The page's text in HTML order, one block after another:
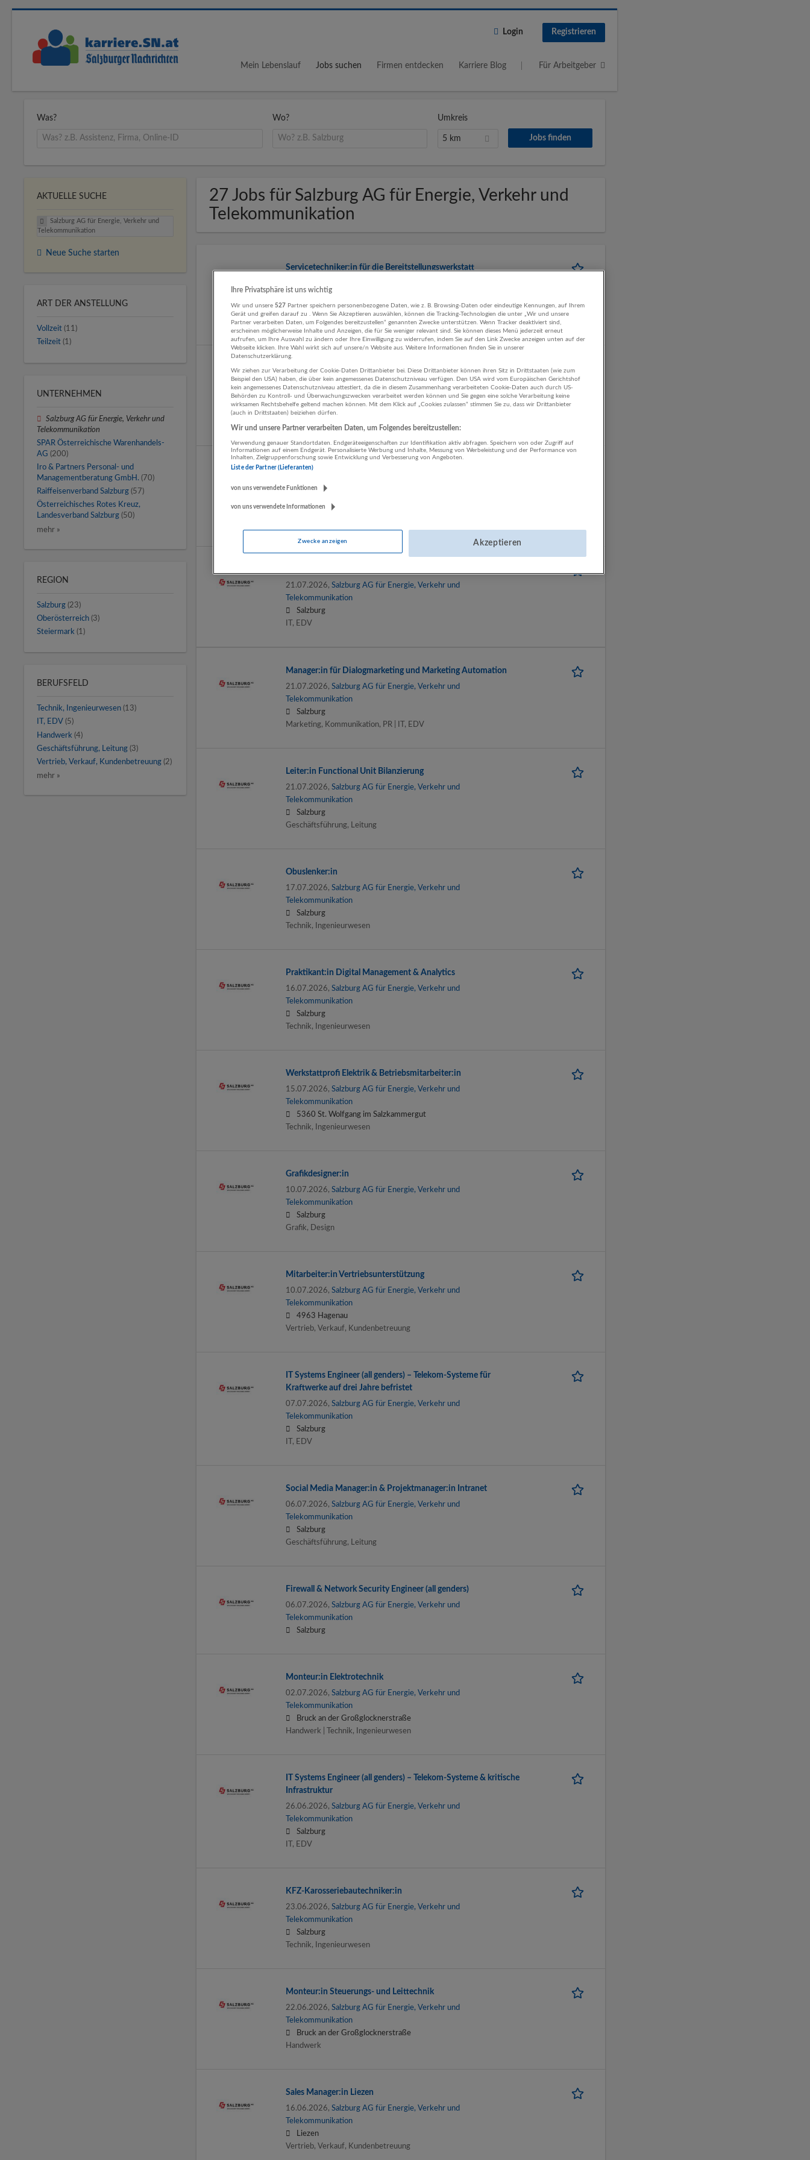
Login Registrieren
Mein Lebenslauf Jobs suchen Firmen entdecken Karriere Blog Für Arbeitgeber
Was? Wo? Umkreis
5 km
27 Jobs für Salzburg AG für Energie, Verkehr und
Telekommunikation
Servicetechniker:in für die Bereitstellungswerkstatt
Telekommunikation
Salzburg
Technik, Ingenieurwesen
Elektrotechniker:in für die Salzburger Lokalbahn
30.07.2026,
Salzburg AG für Energie, Verkehr und
Telekommunikation
Salzburg
Werkstattprofi Tischlerei & Betriebsmitarbeiter:in
24.07.2026,
5360 St. Wolfgang im Salzkammergut
21.07.2026, Salzburg AG für Energie, Verkehr und
Telekommunikation
Salzburg
IT, EDV
Manager:in für Dialogmarketing und Marketing Automation
21.07.2026, Salzburg AG für Energie, Verkehr und
Telekommunikation
Salzburg
Marketing, Kommunikation, PR | IT, EDV
Leiter:in Functional Unit Bilanzierung
21.07.2026, Salzburg AG für Energie, Verkehr und
Telekommunikation
Salzburg
Geschäftsführung, Leitung
Obuslenker:in
17.07.2026, Salzburg AG für Energie, Verkehr und
Telekommunikation
Salzburg
Technik, Ingenieurwesen
Praktikant:in Digital Management & Analytics
16.07.2026, Salzburg AG für Energie, Verkehr und
Telekommunikation
Salzburg
Technik, Ingenieurwesen
Werkstattprofi Elektrik & Betriebsmitarbeiter:in
15.07.2026, Salzburg AG für Energie, Verkehr und
Telekommunikation
5360 St. Wolfgang im Salzkammergut
Technik, Ingenieurwesen
Grafikdesigner:in
10.07.2026, Salzburg AG für Energie, Verkehr und
Telekommunikation
Salzburg
Grafik, Design
Mitarbeiter:in Vertriebsunterstützung
10.07.2026, Salzburg AG für Energie, Verkehr und
Telekommunikation
4963 Hagenau
Vertrieb, Verkauf, Kundenbetreuung
IT Systems Engineer (all genders) – Telekom-Systeme für
Kraftwerke auf drei Jahre befristet
07.07.2026, Salzburg AG für Energie, Verkehr und
Telekommunikation
Salzburg
IT, EDV
Social Media Manager:in & Projektmanager:in Intranet
06.07.2026, Salzburg AG für Energie, Verkehr und
Telekommunikation
Salzburg
Geschäftsführung, Leitung
Firewall & Network Security Engineer (all genders)
06.07.2026, Salzburg AG für Energie, Verkehr und
Telekommunikation
Salzburg
Monteur:in Elektrotechnik
02.07.2026, Salzburg AG für Energie, Verkehr und
Telekommunikation
Bruck an der Großglocknerstraße
Handwerk | Technik, Ingenieurwesen
IT Systems Engineer (all genders) – Telekom-Systeme & kritische
Infrastruktur
26.06.2026, Salzburg AG für Energie, Verkehr und
Telekommunikation
Salzburg
IT, EDV
KFZ-Karosseriebautechniker:in
23.06.2026, Salzburg AG für Energie, Verkehr und
Telekommunikation
Salzburg
Technik, Ingenieurwesen
Monteur:in Steuerungs- und Leittechnik
22.06.2026, Salzburg AG für Energie, Verkehr und
Telekommunikation
Bruck an der Großglocknerstraße
Handwerk
Sales Manager:in Liezen
16.06.2026, Salzburg AG für Energie, Verkehr und
Telekommunikation
Liezen
Vertrieb, Verkauf, Kundenbetreuung
AKTUELLE SUCHE
Salzburg AG für Energie, Verkehr und
Telekommunikation
Neue Suche starten
ART DER ANSTELLUNG
Vollzeit (11)
Teilzeit (1)
UNTERNEHMEN
Salzburg AG für Energie, Verkehr und
Telekommunikation
SPAR Österreichische Warenhandels-
AG (200)
Iro & Partners Personal- und
Managementberatung GmbH. (70)
Raiffeisenverband Salzburg (57)
Österreichisches Rotes Kreuz,
Landesverband Salzburg (50)
mehr »
REGION
Salzburg (23)
Oberösterreich (3)
Steiermark (1)
BERUFSFELD
Technik, Ingenieurwesen (13)
IT, EDV (5)
Handwerk (4)
Geschäftsführung, Leitung (3)
Vertrieb, Verkauf, Kundenbetreuung (2)
mehr »
Ihre Privatsphäre ist uns wichtig
Wir und unsere527 Partner speichern personenbezogene Daten, wie z. B. Browsing-Daten oder eindeutige Kennungen, auf Ihrem
Gerät und greifen darauf zu . Wenn Sie Akzeptieren auswählen, können die Tracking-Technologien die unter „Wir und unsere
Partner verarbeiten Daten, um Folgendes bereitzustellen“ genannten Zwecke unterstützen. Wenn Tracker deaktiviert sind,
erscheinen möglicherweise Inhalte und Anzeigen, die für Sie weniger relevant sind. Sie können dieses Menü jederzeit erneut
aufrufen, um Ihre Auswahl zu ändern oder Ihre Einwilligung zu widerrufen, indem Sie auf den Link Zwecke anzeigen unten auf der
Webseite klicken. Ihre Wahl wirkt sich auf unsere/n Website aus. Weitere Informationen finden Sie in unserer
Datenschutzerklärung.
Wir ziehen zur Verarbeitung der Cookie-Daten Drittanbieter bei. Diese Drittanbieter können ihren Sitz in Drittstaaten (wie zum
Beispiel den USA) haben, die über kein angemessenes Datenschutzniveau verfügen. Den USA wird vom Europäischen Gerichtshof
kein angemessenes Datenschutzniveau attestiert, da die in diesem Zusammenhang verarbeiteten Cookie-Daten auch durch US-
Behörden zu Kontroll- und Überwachungszwecken verarbeitet werden können und Sie gegen eine solche Verarbeitung keine
wirksamen Rechtsbehelfe geltend machen können. Mit dem Klick auf „Cookies zulassen“ stimmen Sie zu, dass wir Drittanbieter
(auch in Drittstaaten) beiziehen dürfen.
Wir und unsere Partner verarbeiten Daten, um Folgendes bereitzustellen:
Verwendung genauer Standortdaten. Endgeräteeigenschaften zur Identifikation aktiv abfragen. Speichern von oder Zugriff auf
Informationen auf einem Endgerät. Personalisierte Werbung und Inhalte, Messung von Werbeleistung und der Performance von
Inhalten, Zielgruppenforschung sowie Entwicklung und Verbesserung von Angeboten.
Liste der Partner (Lieferanten)
von uns verwendete Funktionen
von uns verwendete Informationen
Zwecke anzeigen Akzeptieren